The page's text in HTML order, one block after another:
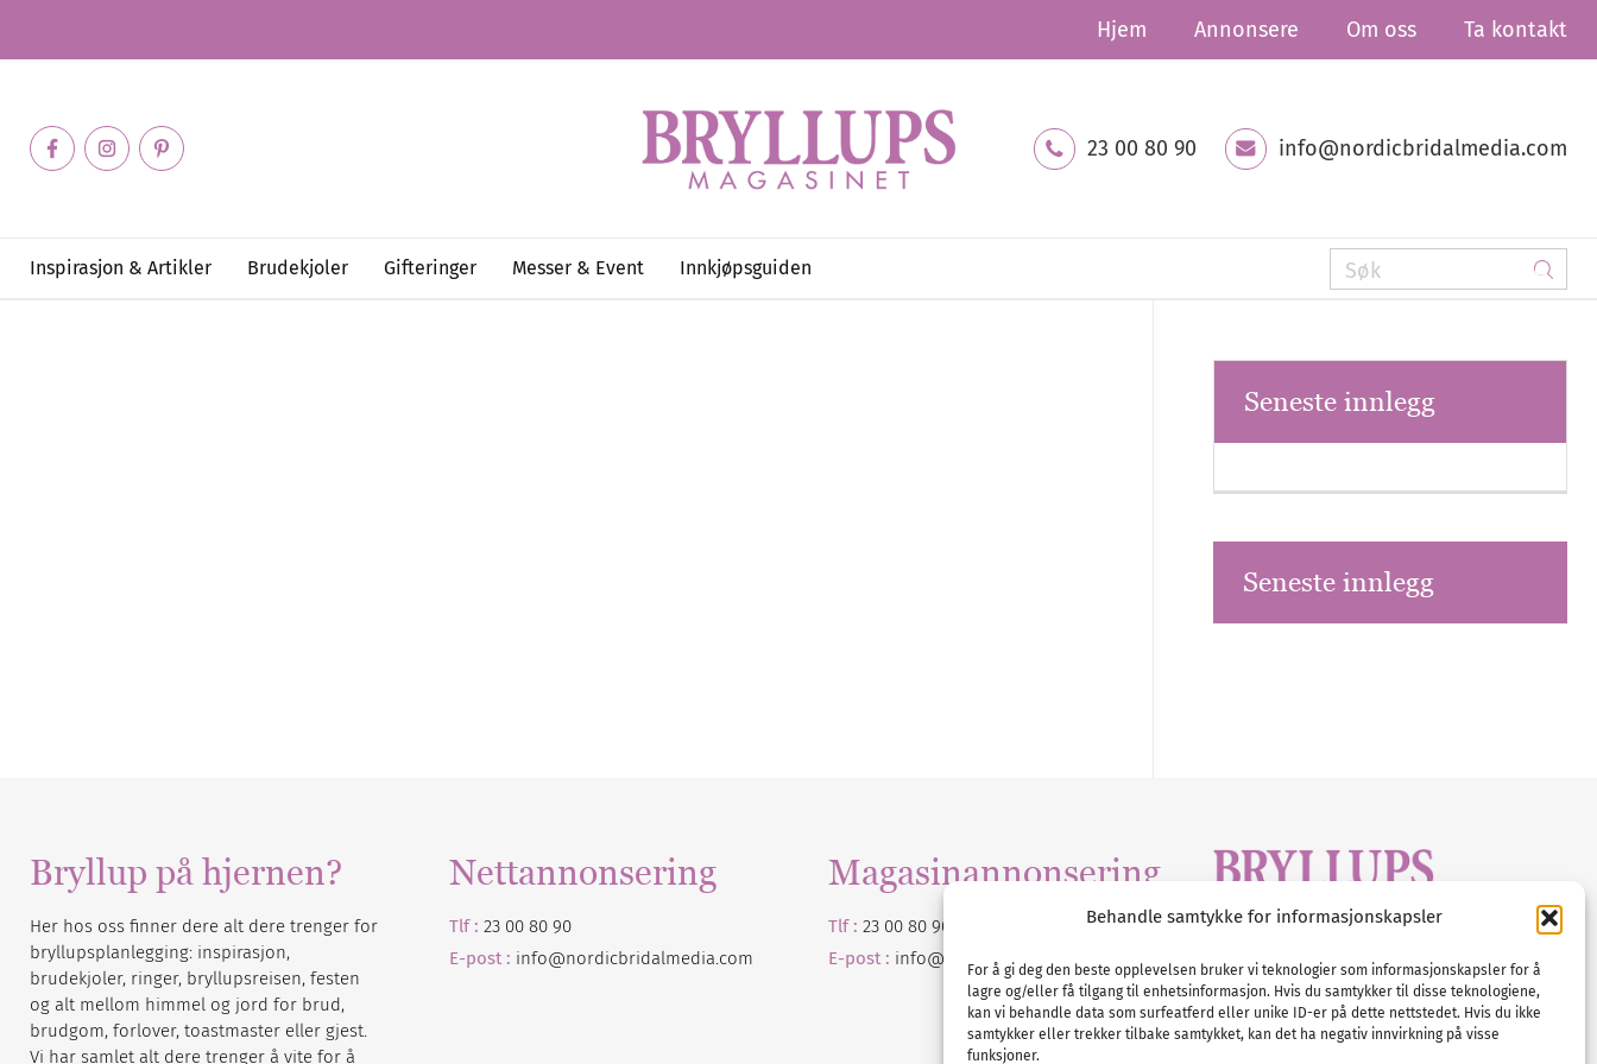
Behandle samtykke for informasjonskapsler
For å gi deg den beste opplevelsen bruker vi teknologier som informasjonskapsler for å
lagre og/eller få tilgang til enhetsinformasjon. Hvis du samtykker til disse teknologiene,
kan vi behandle data som surfeatferd eller unike ID-er på dette nettstedet. Hvis du ikke
samtykker eller trekker tilbake samtykket, kan det ha negativ innvirkning på visse
funksjoner.
Hjem Annonsere Om oss Ta kontakt
23 00 80 90 info@nordicbridalmedia.com
Inspirasjon & Artikler Brudekjoler Gifteringer Messer & Event Innkjøpsguiden
Seneste innlegg
Seneste innlegg
Bryllup på hjernen?
Her hos oss finner dere alt dere trenger for
bryllupsplanlegging: inspirasjon,
brudekjoler, ringer, bryllupsreisen, festen
og alt mellom himmel og jord for brud,
brudgom, forlover, toastmaster eller gjest.
Vi har samlet alt dere trenger å vite for å
Nettannonsering
Tlf : 23 00 80 90
E-post : info@nordicbridalmedia.com
Magasinannonsering
Tlf : 23 00 80 90
E-post : info@ nordicbridalmedia
E-post :info@nordicbridalmedia.com
Bryllupsmagasinet Norge
© All rights reserved.
VAT: NO911740648